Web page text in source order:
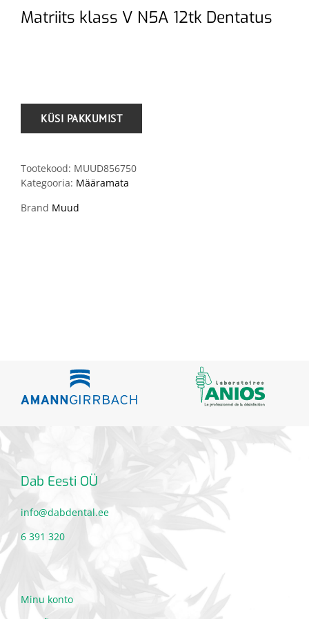
Matriits klass V N5A 12tk Dentatus
Tootekood: MUUD856750
Kategooria: Määramata
Brand Muud
Dab Eesti OÜ
info@dabdental.ee
6 391 320
Minu konto